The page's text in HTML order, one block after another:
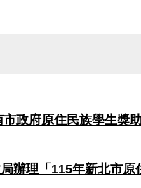
政府原住民族學生獎助
辦理「115年新北市原